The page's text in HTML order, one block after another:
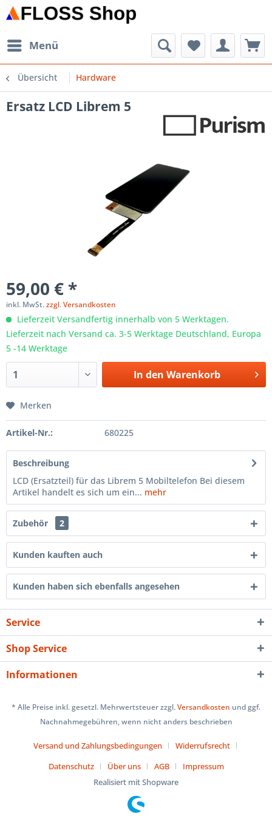
Menü
Übersicht Hardware
Ersatz LCD Librem 5
59,00 € *
inkl. MwSt.zzgl. Versandkosten
Lieferzeit Versandfertig innerhalb von 5 Werktagen.
Lieferzeit nach Versand ca. 3-5 Werktage Deutschland, Europa
5 -14 Werktage
In den Warenkorb
Merken
Artikel-Nr.: 680225
Beschreibung
LCD (Ersatzteil) für das Librem 5 Mobiltelefon Bei diesem
Artikel handelt es sich um ein... mehr
Zubehör 2
Kunden kauften auch
Kunden haben sich ebenfalls angesehen
Service
Shop Service
Informationen
* Alle Preise inkl. gesetzl. Mehrwertsteuer zzgl.Versandkosten und ggf.
Nachnahmegebühren, wenn nicht anders beschrieben
Versand und Zahlungsbedingungen
Widerrufsrecht
Datenschutz
Über uns AGB
Impressum
Realisiert mit Shopware